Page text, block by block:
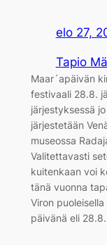
elo 27,
Tapio
Maar´apäivän
festivaali 28.8.
järjestyksessä
järjestetään
museossa
Valitettavasti
kuitenkaan voi
tänä vuonna
Viron
päivänä eli